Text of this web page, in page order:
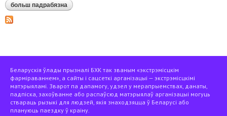
больш падрабязна аб дэкрэт №9, што быў раскрытыкаваны беларускім
хельсінкскім камітэтам*, прызнаны страціўшым
Беларускія ўлады прызналі БХК так званым «экстрэмісцкім
фарміраваннем», а сайты і сацсеткі арганізацыі — экстрэмісцкімі
матэрыяламі. Зварот па дапамогу, удзел у мерапрыемствах, данаты,
падпіска, захоўванне або распаўсюд матэрыялаў арганізацыі могуць
ствараць рызыкі для людзей, якія знаходзяцца ў Беларусі або
плануюць паездку ў краіну.